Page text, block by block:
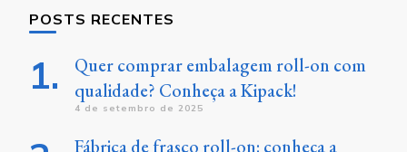
POSTS RECENTES
Quer comprar embalagem roll-on com
qualidade? Conheça a Kipack!
4 de setembro de 2025
Fábrica de frasco roll-on: conheça a